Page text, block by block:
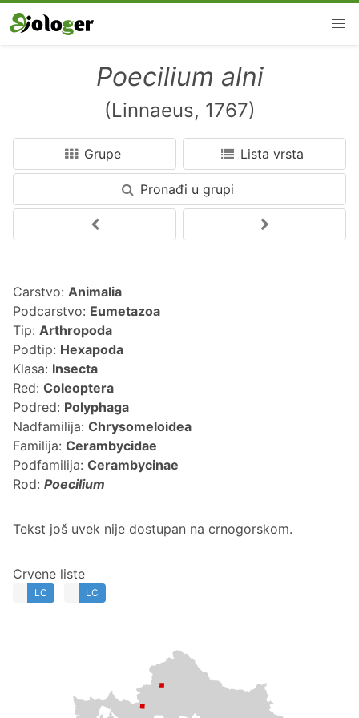
Poecilium alni
(Linnaeus, 1767)
Grupe Lista vrsta
Pronađi u grupi
Carstvo: Animalia
Podcarstvo: Eumetazoa
Tip: Arthropoda
Podtip: Hexapoda
Klasa: Insecta
Red: Coleoptera
Podred: Polyphaga
Nadfamilija: Chrysomeloidea
Familija: Cerambycidae
Podfamilija: Cerambycinae
Rod: Poecilium
Tekst još uvek nije dostupan na crnogorskom.
Crvene liste
LC LC